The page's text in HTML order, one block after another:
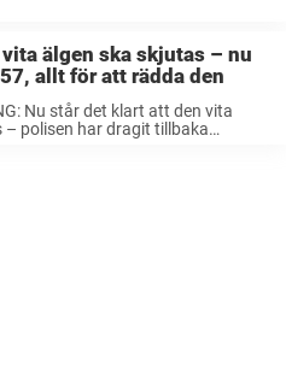
älgen ska skjutas – nu
allt för att rädda den
Nu står det klart att den vita
– polisen har dragit tillbaka